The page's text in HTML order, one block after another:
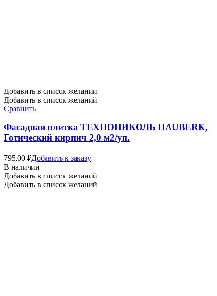
Добавить в список желаний
Добавить в список желаний
Сравнить
Фасадная плитка ТЕХНОНИКОЛЬ HAUBERK,
Готический кирпич 2,0 м2/уп.
795,00 ₽Добавить к заказу
В наличии
Добавить в список желаний
Добавить в список желаний